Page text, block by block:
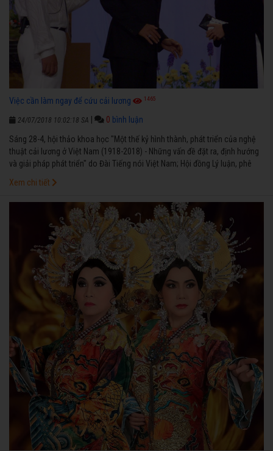
Việc cần làm ngay để cứu cải lương 1465
24/07/2018 10:02:18 SA 0 bình luận
Sáng 28-4, hội thảo khoa học "Một thế kỷ hình thành, phát triển của nghệ
thuật cải lương ở Việt Nam (1918-2018) - Những vấn đề đặt ra, định hướng
và giải pháp phát triển" do Đài Tiếng nói Việt Nam; Hội đồng Lý luận, phê
Sân khấu TP HCM tổ chức đã diễn ra tại TP HCM.
Xem chi tiết